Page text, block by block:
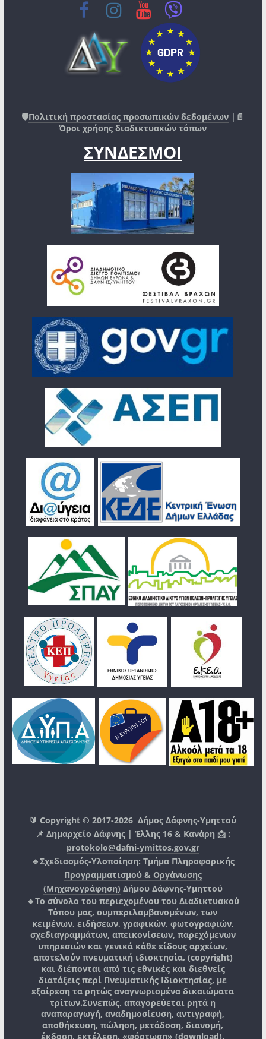
🛡️Πολιτική προστασίας προσωπικών δεδομένων |📄
Όροι χρήσης διαδικτυακών τόπων
ΣΥΝΔΕΣΜΟΙ
🔰 Copyright © 2017-2026Δήμος Δάφνης-Υμηττού
📌 Δημαρχείο Δάφνης | Έλλης 16 & Κανάρη 📩 :
protokolo@dafni-ymittos.gov.gr
🔹Σχεδιασμός-Υλοποίηση: Τμήμα Πληροφορικής
Προγραμματισμού & Οργάνωσης
(Μηχανογράφηση) Δήμου Δάφνης-Υμηττού
🔸Το σύνολο του περιεχομένου του Διαδικτυακού
Τόπου μας, συμπεριλαμβανομένων, των
κειμένων, ειδήσεων, γραφικών, φωτογραφιών,
σχεδιαγραμμάτων, απεικονίσεων, παρεχόμενων
υπηρεσιών και γενικά κάθε είδους αρχείων,
αποτελούν πνευματική ιδιοκτησία, (copyright)
και διέπονται από τις εθνικές και διεθνείς
διατάξεις περί Πνευματικής Ιδιοκτησίας, με
εξαίρεση τα ρητώς αναγνωρισμένα δικαιώματα
τρίτων.Συνεπώς, απαγορεύεται ρητά η
αναπαραγωγή, αναδημοσίευση, αντιγραφή,
αποθήκευση, πώληση, μετάδοση, διανομή,
έκδοση, εκτέλεση, «φόρτωση» (download),